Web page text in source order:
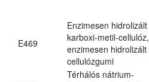
E469
Enzimesen hidrolizált
karboxi-metil-cellulóz,
enzimesen hidrolizált
cellulózgumi
Térhálós nátrium-